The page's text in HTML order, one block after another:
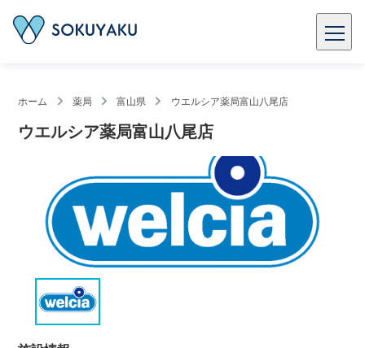
ホーム 薬局 富山県 ウエルシア薬局富山八尾店
ウエルシア薬局富山八尾店